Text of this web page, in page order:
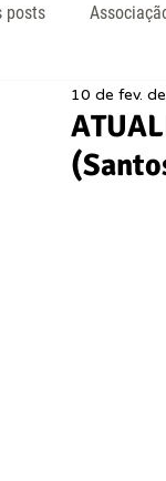
posts
Jornal O Processo
10 de fev.